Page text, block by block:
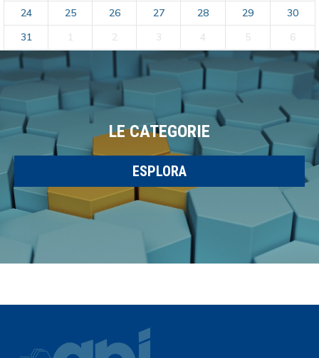
24
25 26 27 28 29
30
31
1 2 3 4 5 6
LE CATEGORIE
ESPLORA